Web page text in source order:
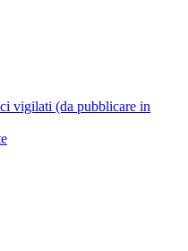
vigilati (da pubblicare in